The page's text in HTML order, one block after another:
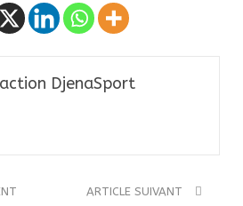
DjenaSport
ARTICLE SUIVANT